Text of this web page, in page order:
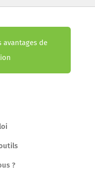
avantages de
?